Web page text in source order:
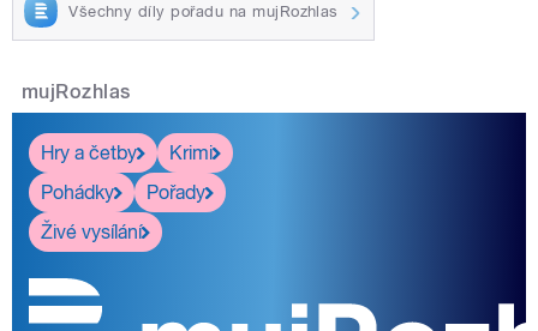
Všechny díly pořadu na mujRozhlas
mujRozhlas
Hry a četby
Krimi
Pohádky
Pořady
Živé vysílání